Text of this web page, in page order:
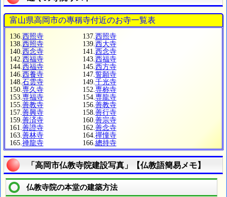
富山県高岡市の專稱寺付近のお寺一覧表
136. 西照寺 137. 西照寺
138. 西照寺 139. 西大寺
140. 西念寺 141. 西念寺
142. 西福寺 143. 西福寺
144. 西福寺 145. 西方寺
146. 西養寺 147. 誓願寺
148. 石雲寺 149. 千光寺
150. 専久寺 152. 専称寺
153. 専福寺 154. 専龍寺
155. 善教寺 156. 善教寺
157. 善興寺 158. 善行寺
159. 善済寺 160. 善宗寺
161. 善證寺 162. 善念寺
163. 善林寺 164. 禪憧寺
165. 禅龍寺 166. 總持寺
「高岡市仏教寺院建設写真」【仏教語簡易メモ】
仏教寺院の本堂の建築方法